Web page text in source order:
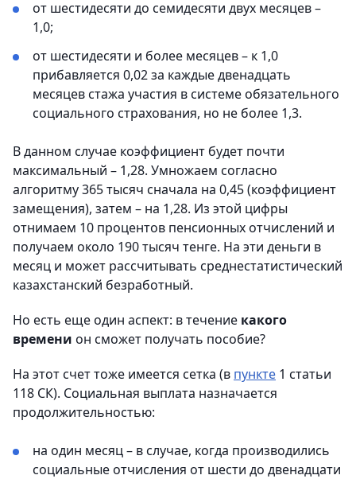
от шестидесяти до семидесяти двух месяцев –
1,0;
от шестидесяти и более месяцев – к 1,0
прибавляется 0,02 за каждые двенадцать
месяцев стажа участия в системе обязательного
социального страхования, но не более 1,3.
В данном случае коэффициент будет почти
максимальный – 1,28. Умножаем согласно
алгоритму 365 тысяч сначала на 0,45 (коэффициент
замещения), затем – на 1,28. Из этой цифры
отнимаем 10 процентов пенсионных отчислений и
получаем около 190 тысяч тенге. На эти деньги в
месяц и может рассчитывать среднестатистический
казахстанский безработный.
Но есть еще один аспект: в течение какого
времени он сможет получать пособие?
На этот счет тоже имеется сетка (в пункте 1 статьи
118 СК). Социальная выплата назначается
продолжительностью:
на один месяц – в случае, когда производились
социальные отчисления от шести до двенадцати